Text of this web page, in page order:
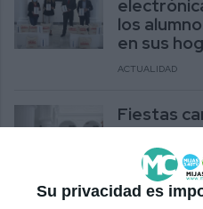
Su privacidad es
los
en sus
ACTUALIDAD
Fiestas
Lagunas
Juan
ACTUALIDAD